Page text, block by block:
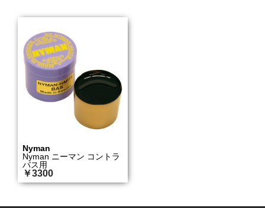
Nyman
Nyman ニーマン コントラ
バス用
￥3300